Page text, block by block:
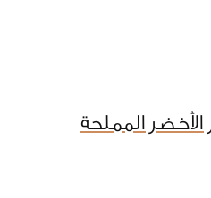
المملحة